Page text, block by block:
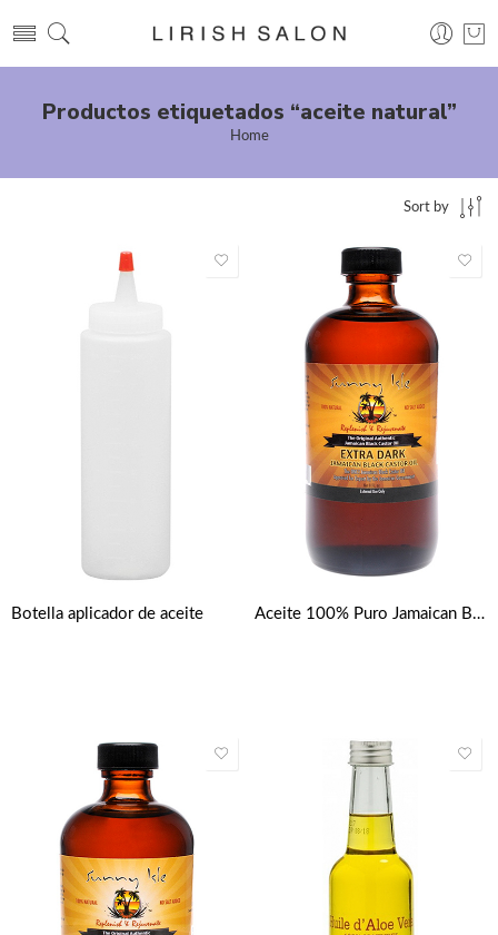
Productos etiquetados “aceite natural”
Home
Sort by
Botella aplicador de aceite Aceite 100% Puro Jamaican Black Castor Oil extra oscuro Sunny isle 8oz